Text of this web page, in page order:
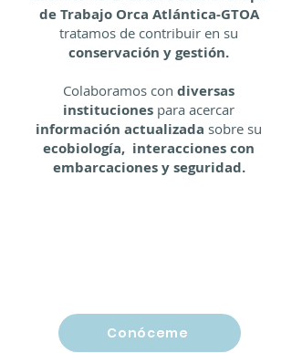
de Trabajo Orca Atlántica-GTOA
tratamos de contribuir en su
conservación y gestión.
Colaboramos con diversas
instituciones para acercar
información actualizada sobre su
ecobiología, interacciones con
embarcaciones y seguridad.
Conóceme